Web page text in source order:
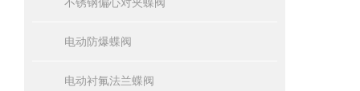
电动防爆蝶阀
电动衬氟法兰蝶阀